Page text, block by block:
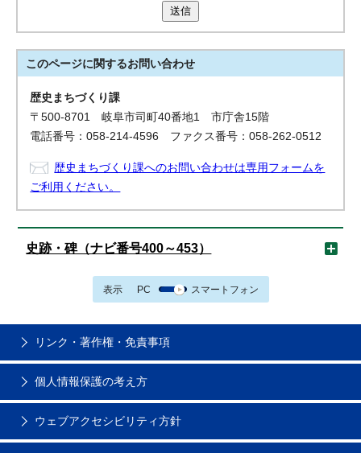
送信
このページに関するお問い合わせ
歴史まちづくり課
〒500-8701 岐阜市司町40番地1 市庁舎15階
電話番号：058-214-4596 ファクス番号：058-262-0512
歴史まちづくり課へのお問い合わせは専用フォームを
ご利用ください。
史跡・碑（ナビ番号400～453）
表示 PC スマートフォン
リンク・著作権・免責事項
個人情報保護の考え方
ウェブアクセシビリティ方針